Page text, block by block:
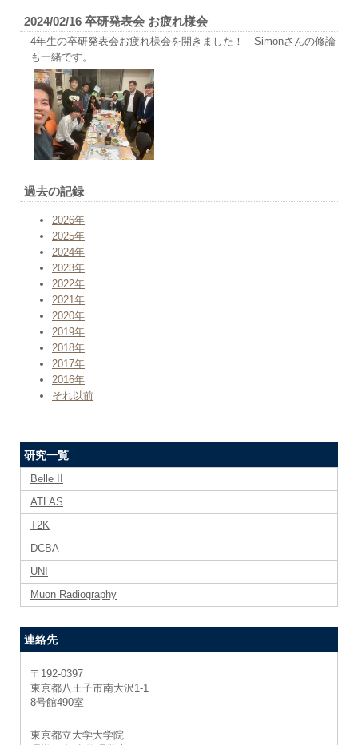
2024/02/16 卒研発表会 お疲れ様会
4年生の卒研発表会お疲れ様会を開きました！ Simonさんの修論
も一緒です。
過去の記録
2026年
2025年
2024年
2023年
2022年
2021年
2020年
2019年
2018年
2017年
2016年
それ以前
研究一覧
Belle II
ATLAS
T2K
DCBA
UNI
Muon Radiography
連絡先
〒192-0397
東京都八王子市南大沢1-1
8号館490室
東京都立大学大学院